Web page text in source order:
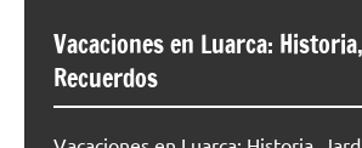
Vacaciones en Luarca:
Recuerdos